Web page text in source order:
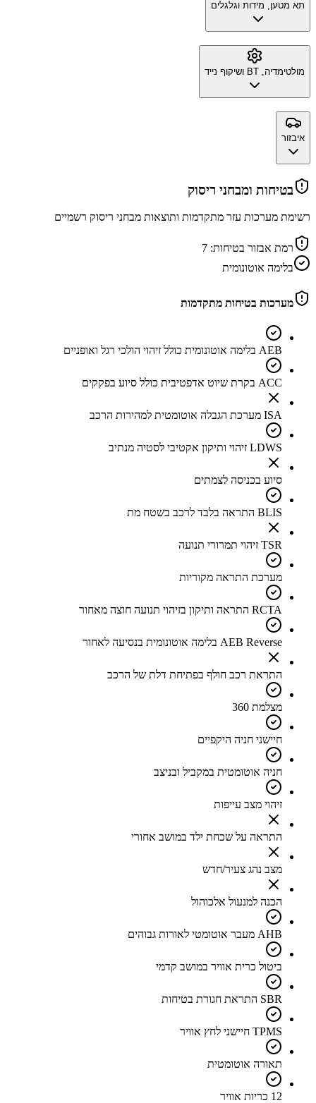
תא מטען, מידות וגלגלים
מולטימדיה, BT ושיקוף נייד
איבזור
בטיחות ומבחני ריסוק
רשימת מערכות עזר מתקדמות ותוצאות מבחני ריסוק רשמיים
רמת אבזור בטיחות: 7
בלימה אוטונומית
מערכות בטיחות מתקדמות
AEB בלימה אוטונומית כולל זיהוי הולכי רגל ואופניים
ACC בקרת שיוט אדפטיבית כולל סיוע בפקקים
ISA מערכת הגבלה אוטומטית למהירות הרכב
LDWS זיהוי ותיקון אקטיבי לסטיה מנתיב
סיוע בכניסה לצמתים
BLIS התראה בלבד לרכב בשטח מת
TSR זיהוי תמרורי תנועה
מערכת התראה מקוריות
RCTA התראה ותיקון בזיהוי תנועה חוצה מאחור
AEB Reverse בלימה אוטונומית בנסיעה לאחור
התראת רכב חולף בפתיחת דלת של הרכב
מצלמת 360
חיישני חניה היקפיים
חניה אוטומטית במקביל ובניצב
זיהוי מצב עייפות
התראה על שכחת ילד במושב אחורי
מצב נהג צעיר/חדש
הכנה למנעול אלכוהול
AHB מעבר אוטומטי לאורות גבוהים
ביטול כרית אוויר במושב קדמי
SBR התראת חגורת בטיחות
TPMS חיישני לחץ אוויר
תאורה אוטומטית
12 כריות אוויר